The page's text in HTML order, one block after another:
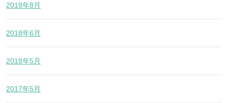
2018年8月
2018年6月
2018年5月
2017年5月